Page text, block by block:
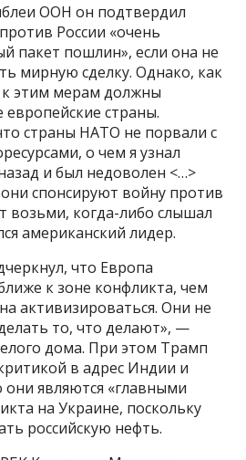
ООН он подтвердил
России «очень
пакет пошлин», если она не
мирную сделку. Однако, как
этим мерам должны
европейские страны.
страны НАТО не порвали с
о чем я узнал
и был недоволен <…>
спонсируют войну против
возьми, когда-либо слышал
американский лидер.
что Европа
к зоне конфликта, чем
активизироваться. Они не
то, что делают», —
дома. При этом Трамп
в адрес Индии и
они являются «главными
на Украине, поскольку
российскую нефть.